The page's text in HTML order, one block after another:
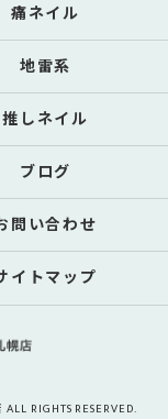
痛ネイル
地雷系
推しネイル
ブログ
問い合わせ
イトマップ
RIGHTS RESERVED.